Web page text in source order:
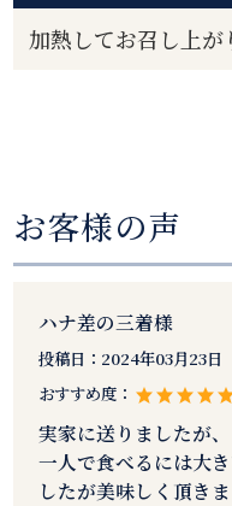
加熱してお召し上が
お客様の声
ハナ差の三着様
投稿日： 2024年03月23日
おすすめ度：
実家に送りましたが
一人で食べるには大
したが美味しく頂きま